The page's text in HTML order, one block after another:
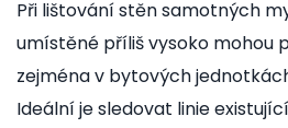
Při lištování stěn samotných
umístěné příliš vysoko mohou
zejména v bytových
Ideální je sledovat linie